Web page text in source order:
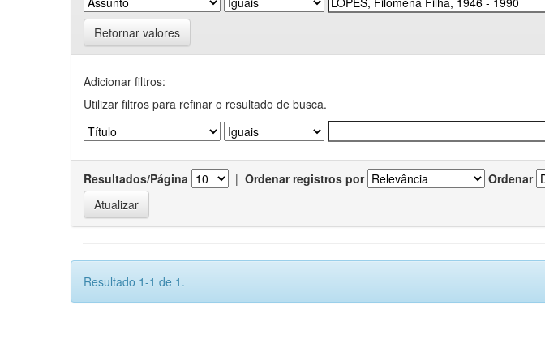
Retornar valores
Adicionar filtros:
Utilizar filtros para refinar o resultado de busca.
Resultados/Página | Ordenar registros por Ordenar
Resultado 1-1 de 1.